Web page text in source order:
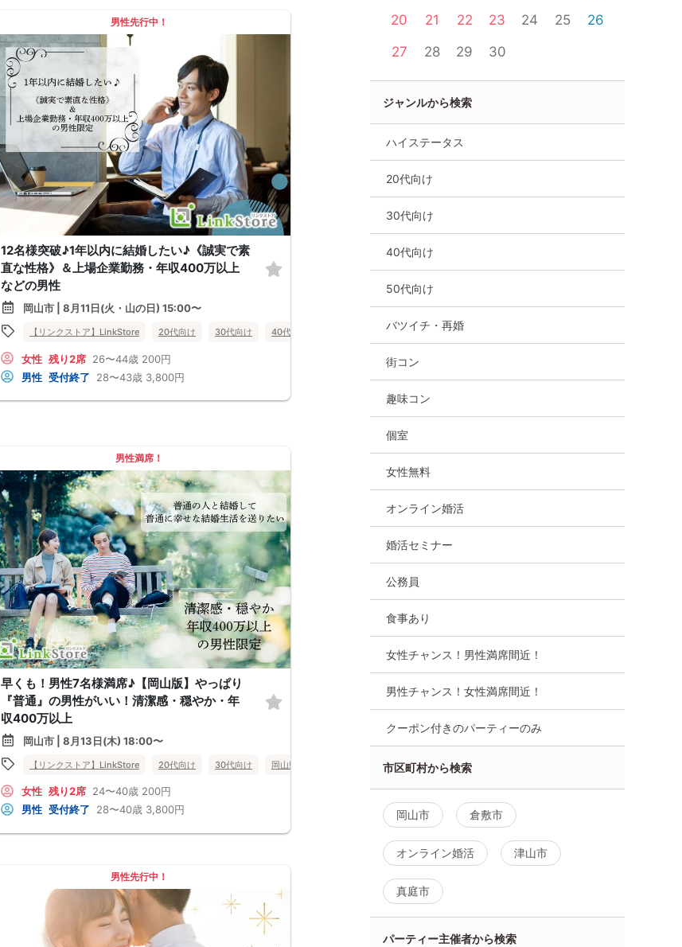
岡山市
男性先行中！
12名様突破♪1年以内に結婚したい♪《誠実で素
直な性格》＆上場企業勤務・年収400万以上
などの男性
岡山市 | 8月11日(火・山の日) 15:00〜
【リンクストア】LinkStore 20代向け 30代向け 40代向け 岡山市
女性 残り2席 26〜44歳 200円
男性 受付終了 28〜43歳 3,800円
岡山県 岡山市
男性満席！
早くも！男性7名様満席♪【岡山版】やっぱり
『普通』の男性がいい！清潔感・穏やか・年
収400万以上
岡山市 | 8月13日(木) 18:00〜
【リンクストア】LinkStore 20代向け 30代向け 岡山県
女性 残り2席 24〜40歳 200円
男性 受付終了 28〜40歳 3,800円
男性先行中！
20
21 22 23 24 25
26
27
28 29 30
ジャンルから検索
ハイステータス
20代向け
30代向け
40代向け
50代向け
バツイチ・再婚
街コン
趣味コン
個室
女性無料
オンライン婚活
婚活セミナー
公務員
食事あり
女性チャンス！男性満席間近！
男性チャンス！女性満席間近！
クーポン付きのパーティーのみ
市区町村から検索
岡山市 倉敷市
オンライン婚活 津山市
真庭市
パーティー主催者から検索